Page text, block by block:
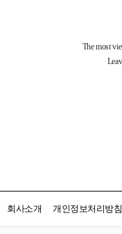
회사소개 개인정보처리방침